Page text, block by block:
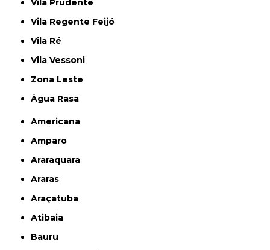
Vila Prudente
Vila Regente Feijó
Vila Ré
Vila Vessoni
Zona Leste
Água Rasa
Americana
Amparo
Araraquara
Araras
Araçatuba
Atibaia
Bauru